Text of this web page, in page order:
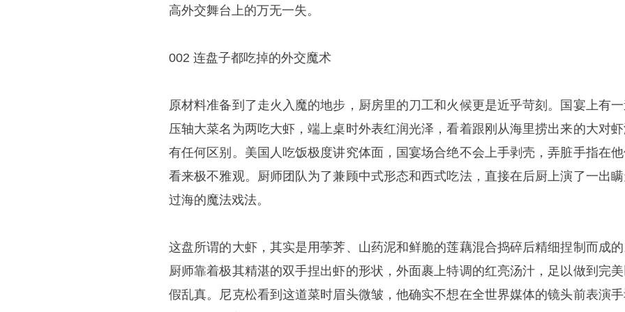
高外交舞台上的万无一失。
002 连盘子都吃掉的外交魔术
原材料准备到了走火入魔的地步，厨房里的刀工和火候更是近乎苛刻。国宴上有
压轴大菜名为两吃大虾，端上桌时外表红润光泽，看着跟刚从海里捞出来的大对
有任何区别。美国人吃饭极度讲究体面，国宴场合绝不会上手剥壳，弄脏手指在他
看来极不雅观。厨师团队为了兼顾中式形态和西式吃法，直接在后厨上演了一出
过海的魔法戏法。
这盘所谓的大虾，其实是用荸荠、山药泥和鲜脆的莲藕混合捣碎后精细捏制而成的
厨师靠着极其精湛的双手捏出虾的形状，外面裹上特调的红亮汤汁，足以做到完
假乱真。尼克松看到这道菜时眉头微皱，他确实不想在全世界媒体的镜头前表演手